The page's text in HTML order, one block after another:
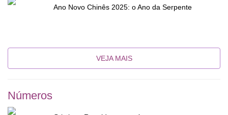
Ano Novo Chinês 2025: o Ano da Serpente
VEJA MAIS
Números